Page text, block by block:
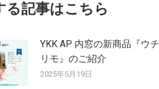
る記事はこちら
YKK AP 内窓の新商品『ウチ
リモ』のご紹介
2025年5月19日